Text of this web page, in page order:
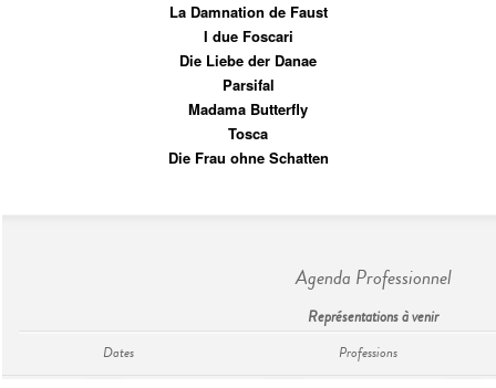
La Damnation de Faust
I due Foscari
Die Liebe der Danae
Parsifal
Madama Butterfly
Tosca
Die Frau ohne Schatten
Agenda Professionnel
Représentations à venir
Dates Professions